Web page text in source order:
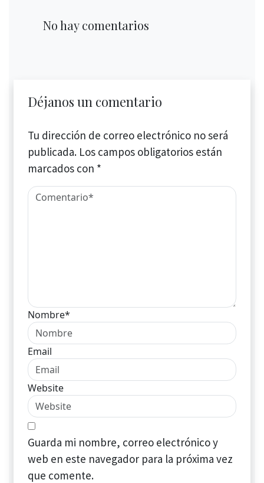
No hay comentarios
Déjanos un comentario
Tu dirección de correo electrónico no será
publicada. Los campos obligatorios están
marcados con *
Nombre*
Email
Website
Guarda mi nombre, correo electrónico y
web en este navegador para la próxima vez
que comente.